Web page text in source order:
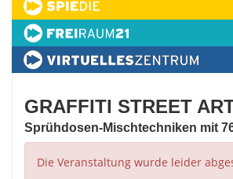
GRAFFITI STREET
Sprühdosen-Mischtechniken mit
Die Veranstaltung wurde leider